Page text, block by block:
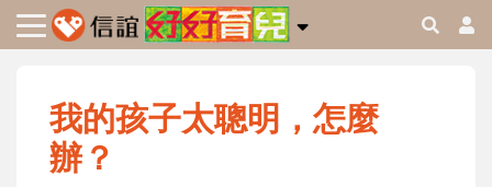
我的孩子太聰明，怎麼
辦？